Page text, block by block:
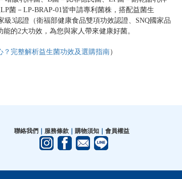
菌－LP-BRAP-01皆申請專利菌株，搭配益菌生
級3認證（衛福部健康食品雙項功效認證、SNQ國家品
的2大功效，為您與家人帶來健康好菌。
完整解析益生菌功效及選購指南）
聯絡我們 服務條款｜ 購物須知｜ 會員權益